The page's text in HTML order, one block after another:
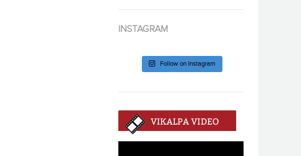
INSTAGRAM
Follow on Instagram